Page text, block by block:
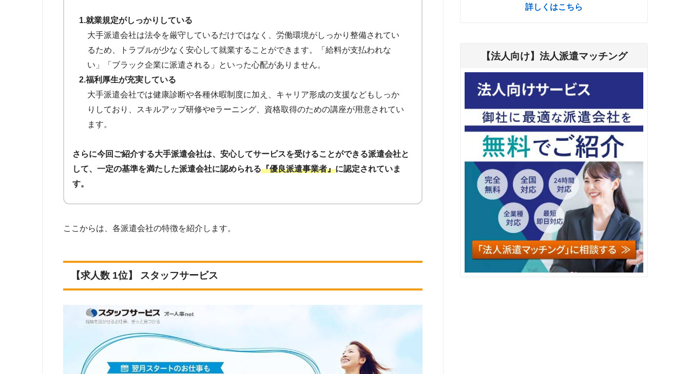
住み込み 寮付き
来社不要 web登録可能
紹介予定派遣 事務職・営業職の紹介予定派遣
事務 一般事務 営業事務 経理事務 人事・総務事務 金融事務
学校事務 貿易事務・国際事務 医療事務 大学事務 損保事務
生保事務
データ入力 コールセンター OAインストラクター 秘書 受付
1.就業規定がしっかりしている
大手派遣会社は法令を厳守しているだけではなく、労働環境がしっかり整備されてい
るため、トラブルが少なく安心して就業することができます。「給料が支払われな
い」「ブラック企業に派遣される」といった心配がありません。
2.福利厚生が充実している
大手派遣会社では健康診断や各種休暇制度に加え、キャリア形成の支援などもしっか
りしており、スキルアップ研修やeラーニング、資格取得のための講座が用意されてい
ます。
さらに今回ご紹介する大手派遣会社は、安心してサービスを受けることができる派遣会社と
して、一定の基準を満たした派遣会社に認められる『優良派遣事業者』に認定されていま
す。
ここからは、各派遣会社の特徴を紹介します。
【求人数 1位】 スタッフサービス
詳しくはこちら
【法人向け】法人派遣マッチング